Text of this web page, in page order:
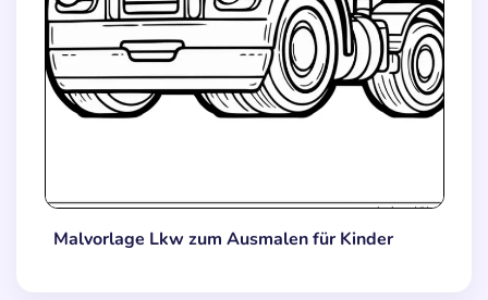
Malvorlage Lkw zum Ausmalen für Kinder